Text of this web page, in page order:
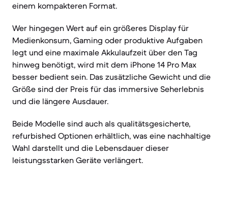
einem kompakteren Format.
Wer hingegen Wert auf ein größeres Display für
Medienkonsum, Gaming oder produktive Aufgaben
legt und eine maximale Akkulaufzeit über den Tag
hinweg benötigt, wird mit dem iPhone 14 Pro Max
besser bedient sein. Das zusätzliche Gewicht und die
Größe sind der Preis für das immersive Seherlebnis
und die längere Ausdauer.
Beide Modelle sind auch als qualitätsgesicherte,
refurbished Optionen erhältlich, was eine nachhaltige
Wahl darstellt und die Lebensdauer dieser
leistungsstarken Geräte verlängert.